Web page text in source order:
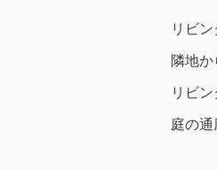
リビ
隣地か
リビ
庭の通